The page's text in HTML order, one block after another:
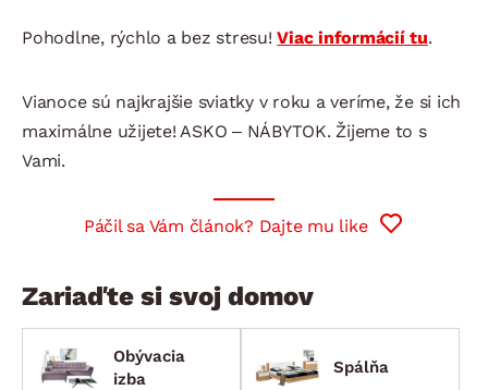
Pohodlne, rýchlo a bez stresu!Viac informácií tu.
Vianoce sú najkrajšie sviatky v roku a veríme, že si ich
maximálne užijete! ASKO – NÁBYTOK. Žijeme to s
Vami.
Páčil sa Vám článok? Dajte mu like
Zariaďte si svoj domov
Obývacia
izba
Spálňa